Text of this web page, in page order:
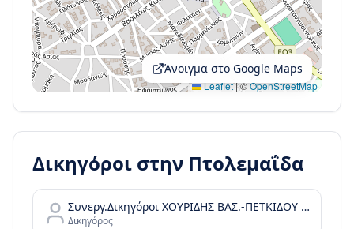
Leaflet|©OpenStreetMap
Άνοιγμα στο Google Maps
Δικηγόροι στην Πτολεμαΐδα
Συνεργ.Δικηγόροι ΧΟΥΡΙΔΗΣ ΒΑΣ.-ΠΕΤΚΙΔΟΥ ΕΛΕΝΗ
Δικηγόρος